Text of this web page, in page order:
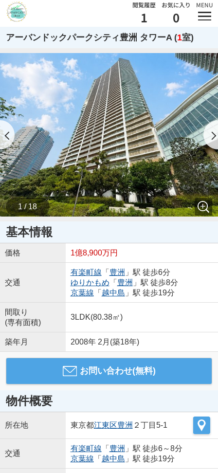
閲覧履歴
1
お気に入り
0
MENU
アーバンドックパークシティ豊洲 タワーA (1室)
1 / 18
基本情報
価格 1億8,900万円
交通
有楽町線 「 豊洲 」駅 徒歩6分
ゆりかもめ 「 豊洲 」駅 徒歩8分
京葉線 「 越中島 」駅 徒歩19分
間取り
(専有面積)
3LDK(80.38㎡)
築年月 2008年 2月(築18年)
お問い合わせ(無料)
物件概要
所在地 東京都江東区豊洲 ２丁目5-1
交通
有楽町線 「 豊洲 」駅 徒歩6～8分
京葉線 「 越中島 」駅 徒歩19分